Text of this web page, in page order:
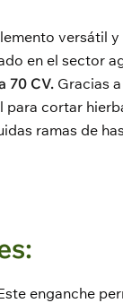
versátil
en el sector
70 CV. Gracias
para cortar
ramas de
enganche